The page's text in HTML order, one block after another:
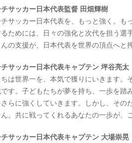
チサッカー日本代表監督 田畑輝樹
チサッカー日本代表を、もっと強く。
ためには、日々の強化と次代を担う選
の支援が、日本代表を世界の頂点へと
チサッカー日本代表キャプテン 坪谷亮太
は世界一を、本気で獲りにいきます。
す。子どもたちが夢を持ち、一歩を踏
らに強くしていきます。しかし、その
。共に戦ってくれるあなたの一歩が、
チサッカー日本代表キャプテン 大場崇晃